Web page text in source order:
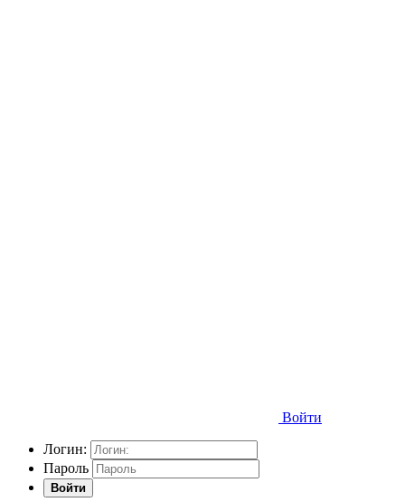
Войти
Логин:
Пароль
Войти